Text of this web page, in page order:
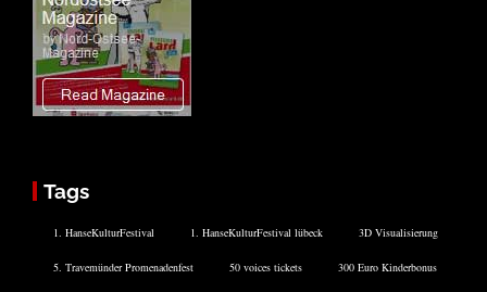
Tags
1. HanseKulturFestival 1. HanseKulturFestival lübeck 3D Visualisierung
5. Travemünder Promenadenfest 50 voices tickets 300 Euro Kinderbonus